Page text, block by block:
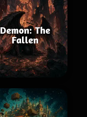
Demon: The
Fallen